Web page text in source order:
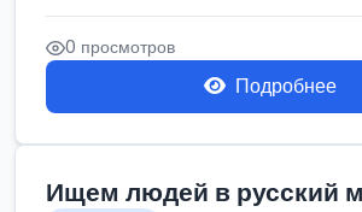
0 просмотров
Подробнее
Ищем людей в русский